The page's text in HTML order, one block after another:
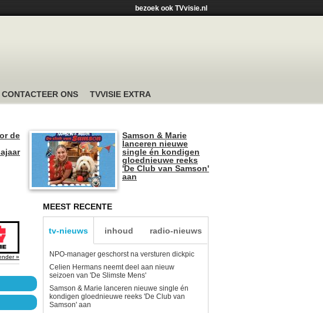
bezoek ook TVvisie.nl
CONTACTEER ONS TVVISIE EXTRA
de
Samson & Marie
lanceren nieuwe
single én kondigen
gloednieuwe reeks
'De Club van Samson'
aan
»
MEEST RECENTE
tv-nieuws inhoud radio-nieuws
NPO-manager geschorst na versturen dickpic
Celien Hermans neemt deel aan nieuw
seizoen van 'De Slimste Mens'
Samson & Marie lanceren nieuwe single én
kondigen gloednieuwe reeks 'De Club van
Samson' aan